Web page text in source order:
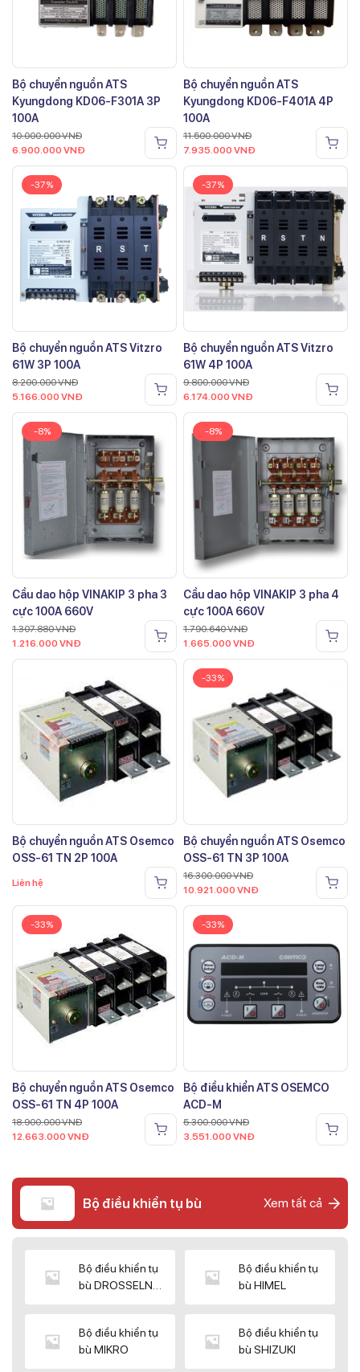
Bộ chuyển nguồn ATS
Kyungdong KD06-F301A 3P
100A
10.000.000VNĐ
6.900.000 VNĐ
Bộ chuyển nguồn ATS
Kyungdong KD06-F401A 4P
100A
11.500.000VNĐ
7.935.000 VNĐ
-37%
Bộ chuyển nguồn ATS Vitzro
61W 3P 100A
8.200.000VNĐ
5.166.000 VNĐ
-37%
Bộ chuyển nguồn ATS Vitzro
61W 4P 100A
9.800.000VNĐ
6.174.000 VNĐ
-8%
Cầu dao hộp VINAKIP 3 pha 3
cực 100A 660V
1.307.880VNĐ
1.216.000 VNĐ
-8%
Cầu dao hộp VINAKIP 3 pha 4
cực 100A 660V
1.790.640VNĐ
1.665.000 VNĐ
Bộ chuyển nguồn ATS Osemco
OSS-61 TN 2P 100A
Liên hệ
-33%
Bộ chuyển nguồn ATS Osemco
OSS-61 TN 3P 100A
16.300.000VNĐ
10.921.000 VNĐ
-33%
Bộ chuyển nguồn ATS Osemco
OSS-61 TN 4P 100A
18.900.000VNĐ
12.663.000 VNĐ
-33%
Bộ điều khiển ATS OSEMCO
ACD-M
5.300.000VNĐ
3.551.000 VNĐ
Bộ điều khiển tụ bù Xem tất cả
Bộ điều khiển tụ
bù DROSSELN
Bộ điều khiển tụ
bù HIMEL
Bộ điều khiển tụ
bù MIKRO
Bộ điều khiển tụ
bù SHIZUKI